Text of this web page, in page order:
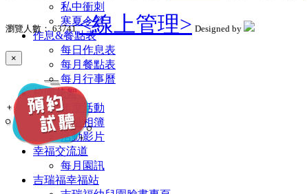
私中衝刺
寒夏令營
作息&餐點表
每日作息表
每月餐點表
每月行事曆
校園花絮
年度活動
班級相簿
活動影片
幸福交流道
每月園訊
吉瑞福幸福站
瀏覽人數： 63741 <線上管理> Designed by
×